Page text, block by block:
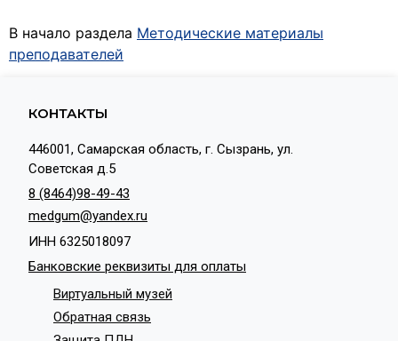
В начало раздела Методические материалы
преподавателей
КОНТАКТЫ
446001, Самарская область, г. Сызрань, ул.
Советская д.5
8 (8464)98-49-43
medgum@yandex.ru
ИНН 6325018097
Банковские реквизиты для оплаты
Виртуальный музей
Обратная связь